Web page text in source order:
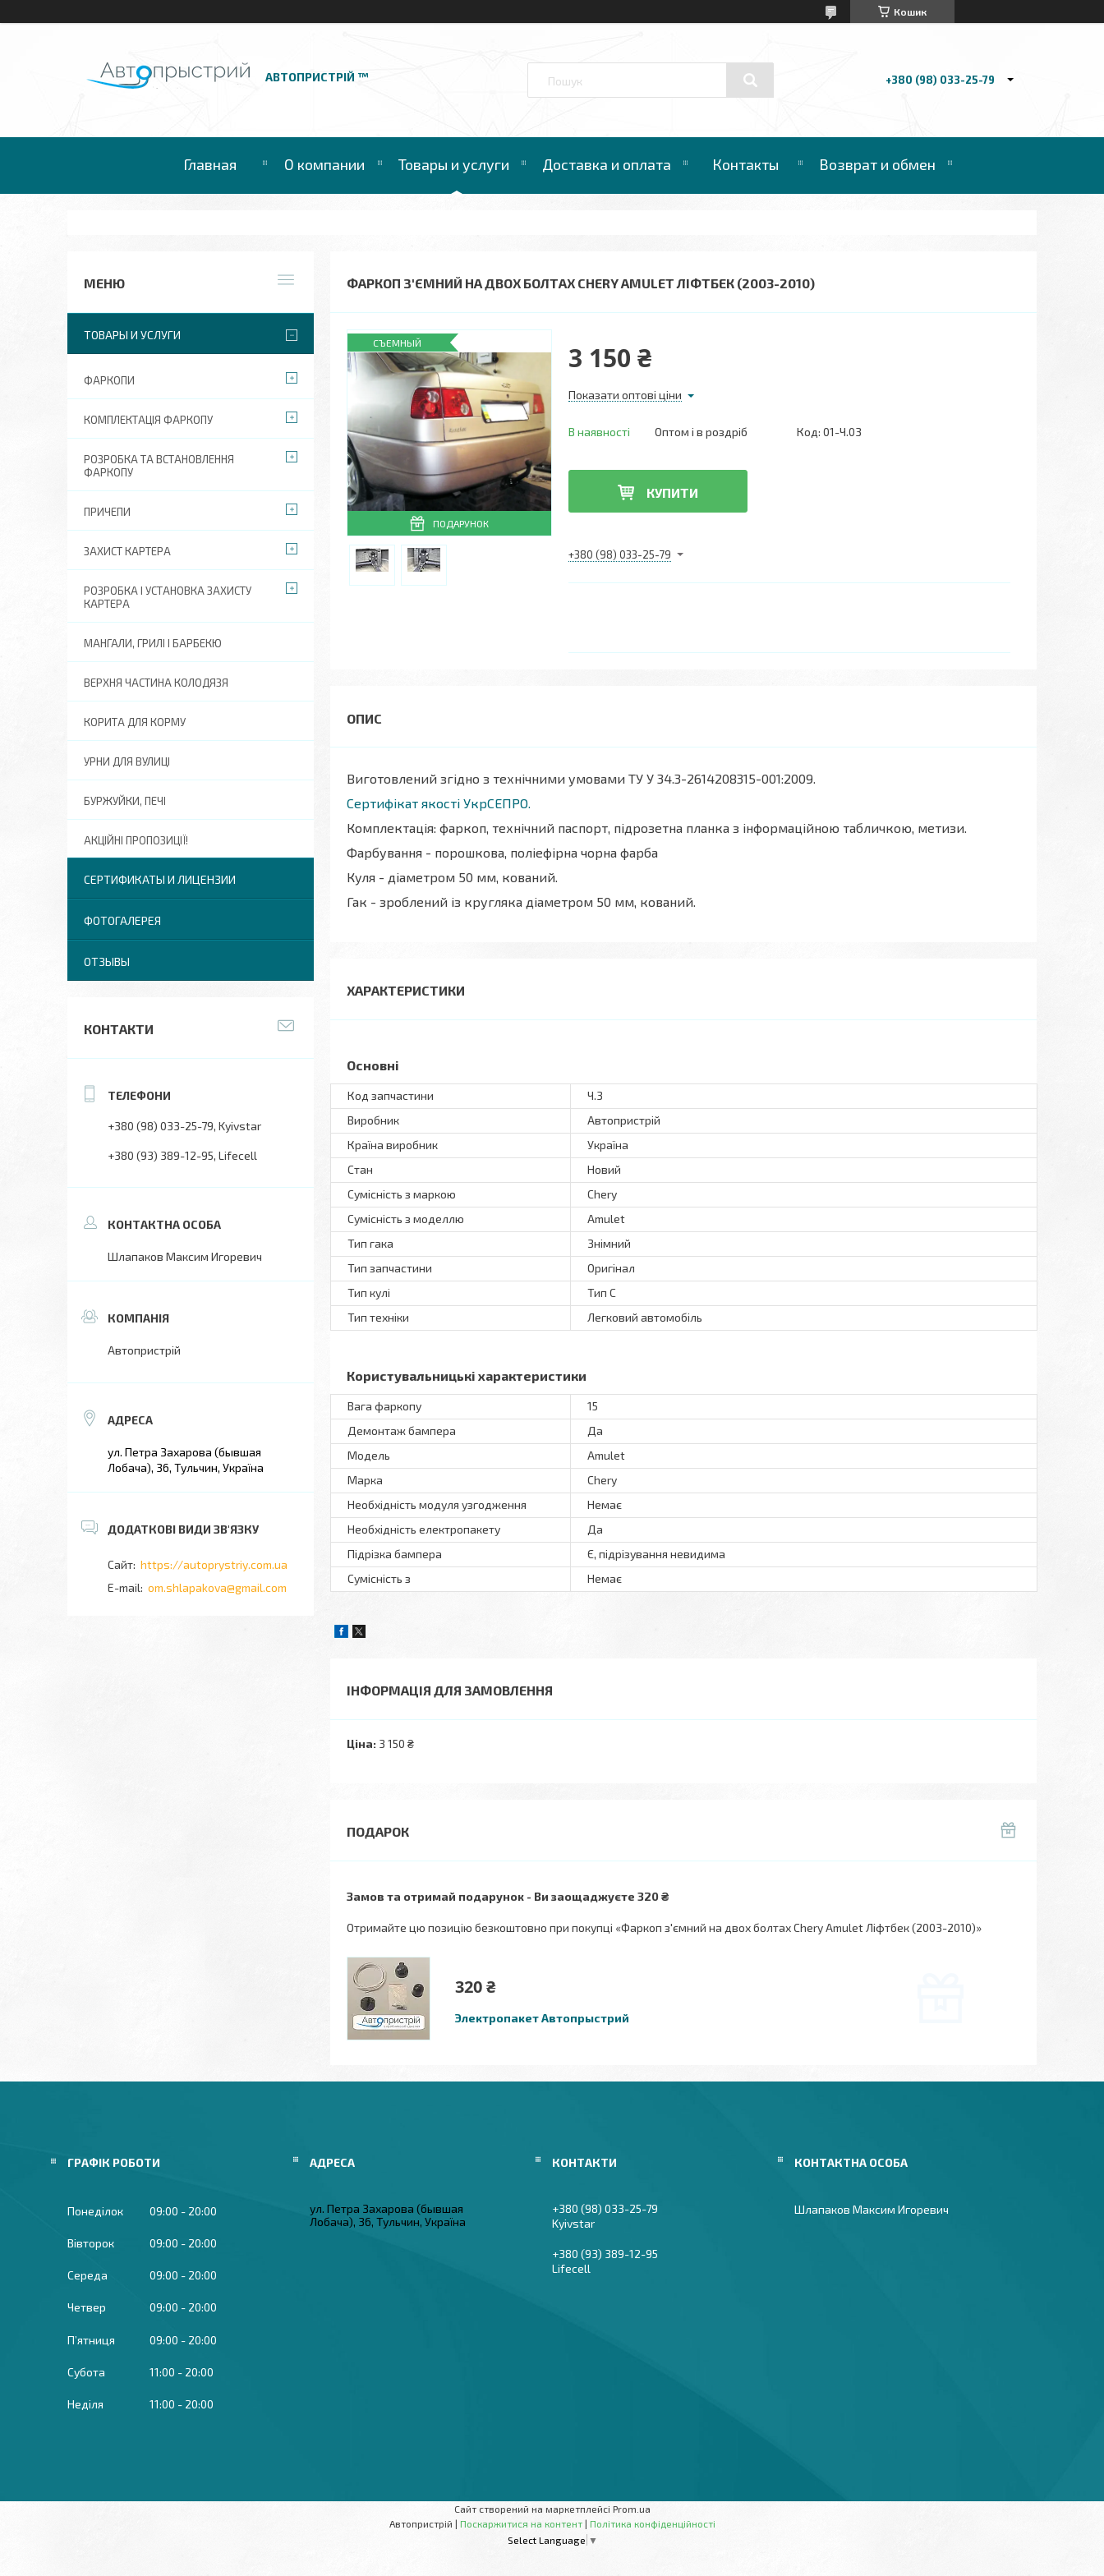
Кошик
АВТОПРИСТРІЙ ™ +380 (98) 033-25-79
Главная О компании Товары и услуги Доставка и оплата Контакты Возврат и обмен
ФАРКОП З'ЄМНИЙ НА ДВОХ БОЛТАХ CHERY AMULET ЛІФТБЕК (2003-2010)
ПОДАРУНОК
СЪЕМНЫЙ 3 150 ₴
Показати оптові ціни
В наявності Оптом і в роздріб Код: 01-Ч.03
КУПИТИ
+380 (98) 033-25-79
Виготовлений згідно з технічними умовами ТУ У 34.3-2614208315-001:2009.
Сертифікат якості УкрСЕПРО.
Комплектація: фаркоп, технічний паспорт, підрозетна планка з інформаційною табличкою, метизи.
Фарбування - порошкова, поліефірна чорна фарба
Куля - діаметром 50 мм, кований.
Гак - зроблений із кругляка діаметром 50 мм, кований.
ХАРАКТЕРИСТИКИ
Основні
Код запчастини
Ч.3
Виробник
Автопристрій
Країна виробник
Україна
Стан
Новий
Сумісність з маркою
Chery
Сумісність з моделлю
Amulet
Тип гака
Знімний
Тип запчастини
Оригінал
Тип кулі
Тип C
Тип техніки
Легковий автомобіль
Користувальницькі характеристики
Вага фаркопу
15
Демонтаж бампера
Да
Мoдель
Amulet
Марка
Chery
Необхідність модуля узгодження
Немає
Необхідність електропакету
Да
Підрізка бампера
Є, підрізування невидима
Сумісність з
Немає
ІНФОРМАЦІЯ ДЛЯ ЗАМОВЛЕННЯ
Ціна: 3 150 ₴
Замов та отримай подарунок Ви заощаджуєте 320 ₴
Отримайте цю позицію безкоштовно при покупці «Фаркоп з'ємний на двох болтах Chery Amulet Ліфтбек (2003-2010)»
320 ₴
Электропакет Автопрыстрий
ТОВАРЫ И УСЛУГИ
ФАРКОПИ
КОМПЛЕКТАЦІЯ ФАРКОПУ
РОЗРОБКА ТА ВСТАНОВЛЕННЯ
ФАРКОПУ
ПРИЧЕПИ
ЗАХИСТ КАРТЕРА
РОЗРОБКА І УСТАНОВКА ЗАХИСТУ
КАРТЕРА
МАНГАЛИ, ГРИЛІ І БАРБЕКЮ
ВЕРХНЯ ЧАСТИНА КОЛОДЯЗЯ
КОРИТА ДЛЯ КОРМУ
УРНИ ДЛЯ ВУЛИЦІ
БУРЖУЙКИ, ПЕЧІ
АКЦІЙНІ ПРОПОЗИЦІЇ!
СЕРТИФИКАТЫ И ЛИЦЕНЗИИ
ФОТОГАЛЕРЕЯ
ОТЗЫВЫ
КОНТАКТИ
+380 (98) 033-25-79 Kyivstar
+380 (93) 389-12-95 Lifecell
Шлапаков Максим Игоревич
Автопристрій
ул. Петра Захарова (бывшая
Лобача), 36, Тульчин, Україна
https://autoprystriy.com.ua
om.shlapakova@gmail.com
ГРАФІК РОБОТИ
Понеділок 09:00 20:00
Вівторок 09:00 20:00
Середа 09:00 20:00
Четвер 09:00 20:00
Пʼятниця 09:00 20:00
Субота 11:00 20:00
Неділя 11:00 20:00
ул. Петра Захарова (бывшая
Лобача), 36, Тульчин, Україна
+380 (98) 033-25-79
Kyivstar
+380 (93) 389-12-95
Lifecell
Шлапаков Максим Игоревич
Сайт створений на маркетплейсі Prom.ua
Автопристрій | Поскаржитися на контент | Політика конфіденційності
Select Language ▼